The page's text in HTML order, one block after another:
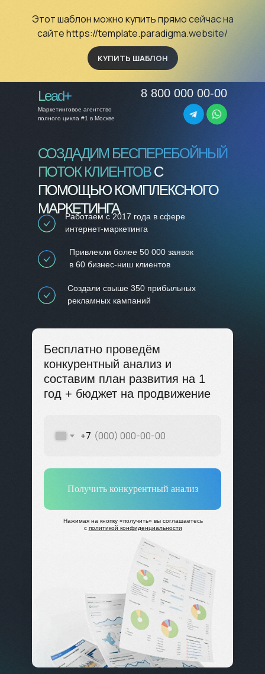
Этот шаблон можно купить прямо сейчас на
сайтеhttps://template.paradigma.website/
КУПИТЬ ШАБЛОН
Бесплатно проведём
конкурентный анализ и
составим план развития на 1
год + бюджет на продвижение
Маркетинговое агентство
полного цикла #1 в Москве
+7
Получить конкурентный анализ
8 800 000 00-00
Работаем с 2017 года в сфере
интернет-маркетинга
Lead+
Нажимая на кнопку «получить» вы соглашаетесь
с политикой конфиденциальности
СОЗДАДИМ БЕСПЕРЕБОЙНЫЙ
ПОТОК КЛИЕНТОВС
ПОМОЩЬЮ КОМПЛЕКСНОГО
МАРКЕТИНГА
Создали свыше 350 прибыльных
рекламных кампаний
Привлекли более 50 000 заявок
в 60 бизнес-ниш клиентов